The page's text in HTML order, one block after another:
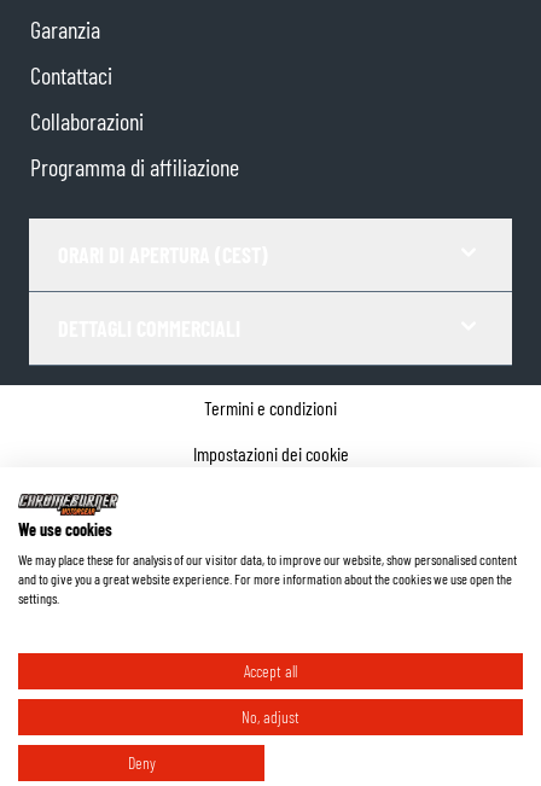
Garanzia
Contattaci
Collaborazioni
Programma di affiliazione
Termini e condizioni
Impostazioni dei cookie
©2026ChromeBurner - Tutti i diritti riservati.
We use cookies
We may place these for analysis of our visitor data, to improve our website, show personalised content
and to give you a great website experience. For more information about the cookies we use open the
settings.
Accept all
No, adjust
Deny